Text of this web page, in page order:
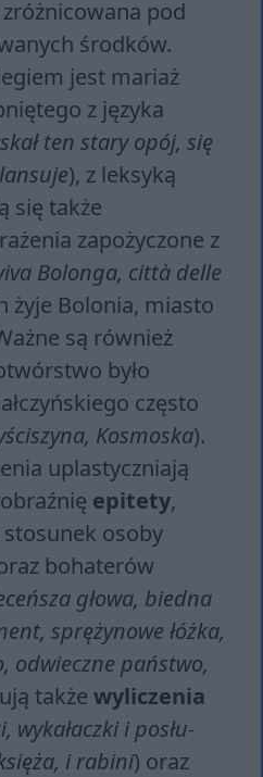
pod
środków.
jest mariaż
z języka
ten sta­ry opój, się
), z leksyką
się także
zapożyczone z
Bolonga, città delle
żyje Bolonia, miasto
są również
było
często
Ko­smo­ska).
uplastyczniają
epitety,
osoby
bohaterów
gło­wa, biedna
sprężynowe łóżka,
odwieczne państwo,
także wyliczenia
wy­ka­łacz­ki i po­słu­
i ra­bi­ni) oraz